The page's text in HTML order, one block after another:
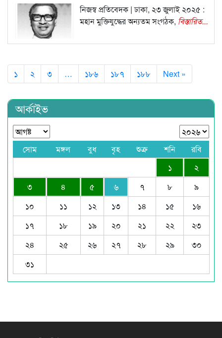
নিজস্ব প্রতিবেদক | ঢাকা, ২৩ জুলাই ২০২৫ :
মহান মুক্তিযুদ্ধের অন্যতম সংগঠক, বিস্তারিত...
১ ২ ৩ … ১৮৬ ১৮৭ ১৮৮ Next »
আর্কাইভ
সোম মঙ্গল বুধ বৃহ শুক্র শনি
রবি
১
২
৩
৪ ৫ ৬ ৭ ৮
৯
১০
১১ ১২ ১৩ ১৪ ১৫
১৬
১৭
১৮ ১৯ ২০ ২১ ২২
২৩
২৪
২৫ ২৬ ২৭ ২৮ ২৯
৩০
৩১